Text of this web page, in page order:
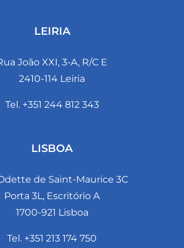
LEIRIA
João XXI, 3-A, R/C E
2410-114 Leiria
Tel. +351 244 812 343
LISBOA
de Saint-Maurice 3C
Porta 3L, Escritório A
1700-921 Lisboa
Tel. +351 213 174 750